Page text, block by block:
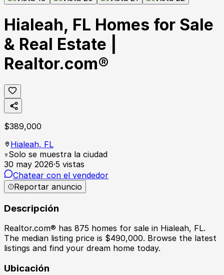
Hialeah, FL Homes for Sale
& Real Estate |
Realtor.com®
$389,000
Hialeah, FL
Solo se muestra la ciudad
30 may 2026·5 vistas
Chatear con el vendedor
Reportar anuncio
Descripción
Realtor.com® has 875 homes for sale in Hialeah, FL.
The median listing price is $490,000. Browse the latest
listings and find your dream home today.
Ubicación